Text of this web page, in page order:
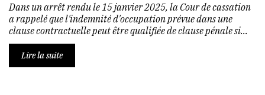
Dans un arrêt rendu le 15 janvier 2025, la Cour de cassation
a rappelé que l'indemnité d'occupation prévue dans une
clause contractuelle peut être qualifiée de clause pénale si...
Lire la suite